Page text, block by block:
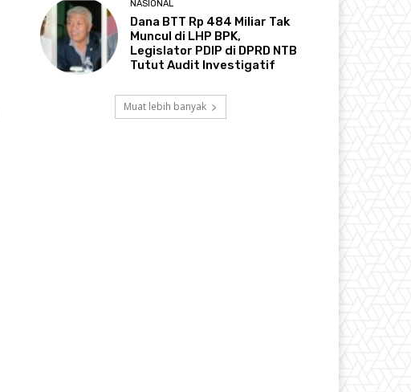
NASIONAL
Dana BTT Rp 484 Miliar Tak
Muncul di LHP BPK,
Legislator PDIP di DPRD NTB
Tutut Audit Investigatif
Muat lebih banyak